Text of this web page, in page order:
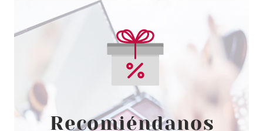
EVE LOM SERUM HIDRATANTE
INTENSIVO 30 ML
Pvr 85.00€
-6%
desde
79.95€